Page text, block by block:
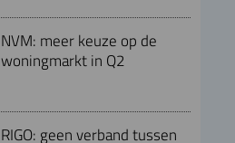
NVM: meer keuze op de
woningmarkt in Q2
RIGO: geen verband tussen